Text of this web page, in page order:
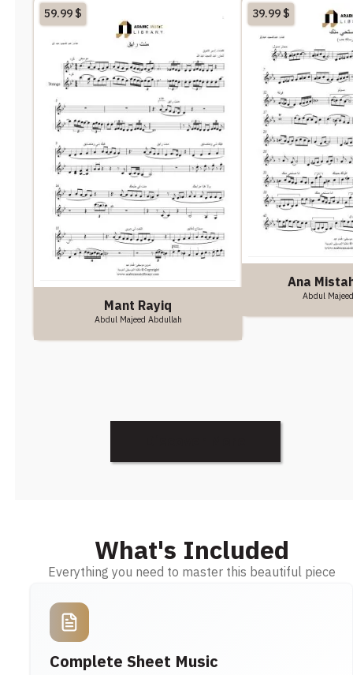
Mant Rayiq
Abdul Majeed Abdullah
59.99$
Ana
Abdul
39.99$
What's Included
Everything you need to master this beautiful piece
Complete Sheet Music